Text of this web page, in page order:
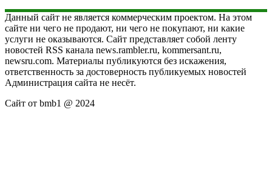
Данный сайт не является коммерческим проектом. На этом
сайте ни чего не продают, ни чего не покупают, ни какие
услуги не оказываются. Сайт представляет собой ленту
новостей RSS канала news.rambler.ru, kommersant.ru,
newsru.com. Материалы публикуются без искажения,
ответственность за достоверность публикуемых новостей
Администрация сайта не несёт.
Сайт от bmb1 @ 2024